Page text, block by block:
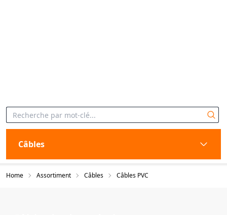
Câbles
Home Assortiment Câbles Câbles PVC